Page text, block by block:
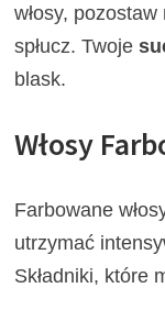
włosy,
spłucz. Twoje
blask.
Włosy
Farbowane
utrzymać
Składniki, które